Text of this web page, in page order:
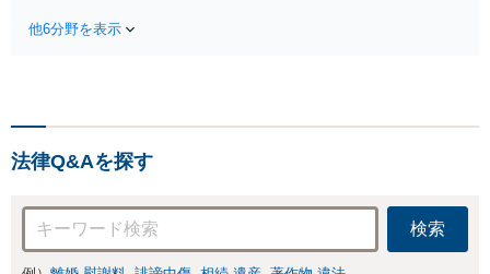
応・納得できる解決を」
他6分野を表示
法律Q&Aを探す
検索